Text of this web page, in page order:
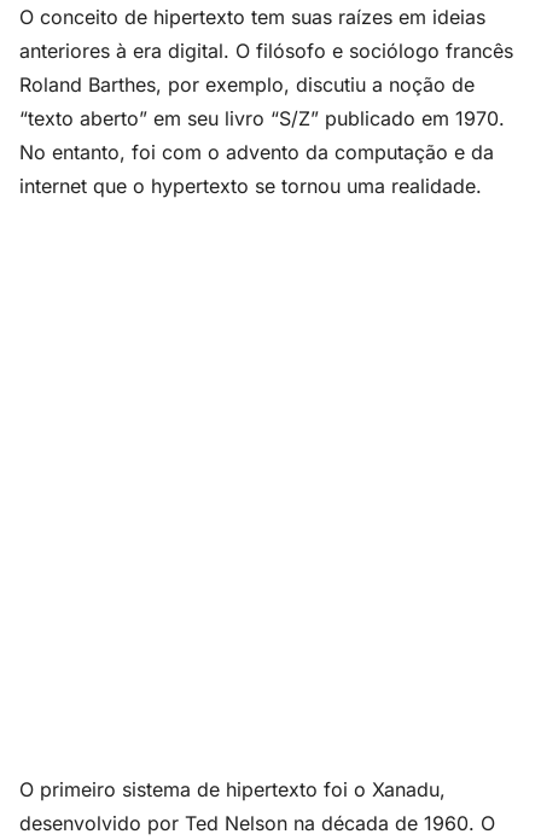
O conceito de hipertexto tem suas raízes em ideias
anteriores à era digital. O filósofo e sociólogo francês
Roland Barthes, por exemplo, discutiu a noção de
“texto aberto” em seu livro “S/Z” publicado em 1970.
No entanto, foi com o advento da computação e da
internet que o hypertexto se tornou uma realidade.
O primeiro sistema de hipertexto foi o Xanadu,
desenvolvido por Ted Nelson na década de 1960. O